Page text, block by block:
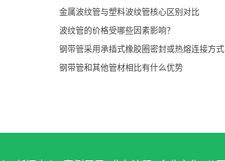
金属波纹管与塑料波纹管核心区别对比
波纹管的价格受哪些因素影响？
钢带管采用承插式橡胶圈密封或热熔连接方式
钢带管和其他管材相比有什么优势